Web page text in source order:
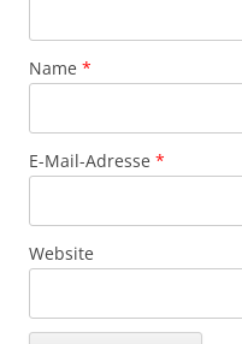
Name *
E-Mail-Adresse *
Website